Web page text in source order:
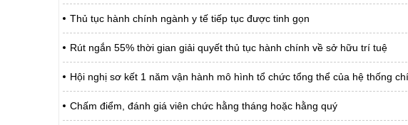
Thủ tục hành chính ngành y tế tiếp tục được tinh gọn
Rút ngắn 55% thời gian giải quyết thủ tục hành chính về sở hữu trí tuệ
Hội nghị sơ kết 1 năm vận hành mô hình tổ chức tổng thể của hệ thống
Chấm điểm, đánh giá viên chức hằng tháng hoặc hằng quý